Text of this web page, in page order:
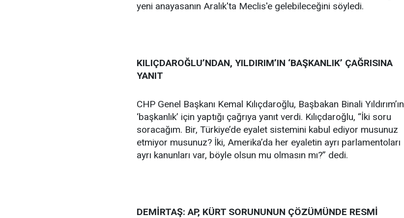
yeni anayasanın Aralık'ta Meclis'e gelebileceğini söyledi.
KILIÇDAROĞLU’NDAN, YILDIRIM’IN ‘BAŞKANLIK’ ÇAĞRISINA
YANIT
CHP Genel Başkanı Kemal Kılıçdaroğlu, Başbakan Binali Yıldırım’ın
‘başkanlık’ için yaptığı çağrıya yanıt verdi. Kılıçdaroğlu, “İki soru
soracağım. Bir, Türkiye’de eyalet sistemini kabul ediyor musunuz
etmiyor musunuz? İki, Amerika’da her eyaletin ayrı parlamentoları
ayrı kanunları var, böyle olsun mu olmasın mı?” dedi.
DEMİRTAŞ: AP, KÜRT SORUNUNUN ÇÖZÜMÜNDE RESMİ